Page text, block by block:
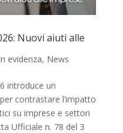
Nuovi aiuti alle
evidenza, News
introduce un
contrastare l’impatto
su imprese e settori
Ufficiale n. 78 del 3